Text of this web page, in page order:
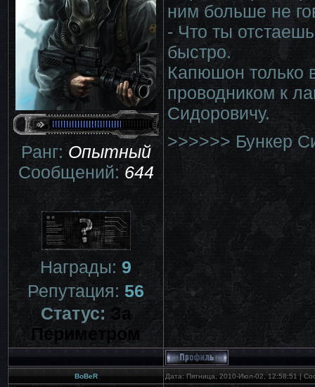
Ранг:Опытный
Сообщений:644
Награды:9
Репутация:56
Статус:За
Периметром
ним больше не
- Что ты
быстро.
Капюшон только
проводником к
Сидоровичу.
>>>>>> Бункер
BoBeR Дата: Пятница, 2010-Июл-02, 12:58:51 |